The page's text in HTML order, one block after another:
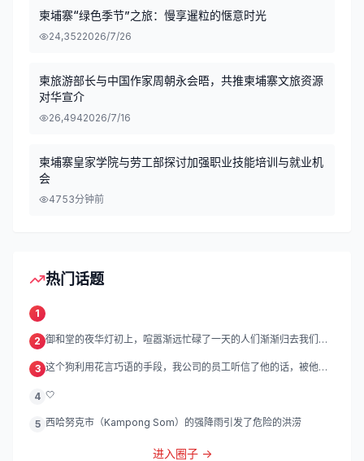
柬埔寨“绿色季节”之旅：慢享暹粒的惬意时光
24,3522026/7/26
柬旅游部长与中国作家周朝永会晤，共推柬埔寨文旅资源
对华宣介
26,4942026/7/16
柬埔寨皇家学院与劳工部探讨加强职业技能培训与就业机
会
4753分钟前
热门话题
1
2 御和堂的夜华灯初上，喧嚣渐远忙碌了一天的人们渐渐归去我们的
3 这个狗利用花言巧语的手段，我公司的员工听信了他的话，被他带
4 🤍
5 西哈努克市（Kampong Som）的强降雨引发了危险的洪涝
进入圈子 →